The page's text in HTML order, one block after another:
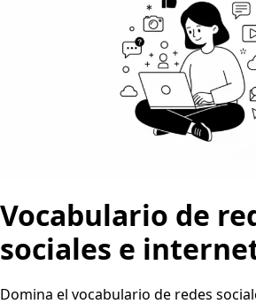
Vocabulario de
sociales e
Domina el vocabulario de redes